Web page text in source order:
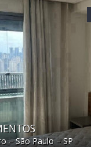
–São Paulo–SP